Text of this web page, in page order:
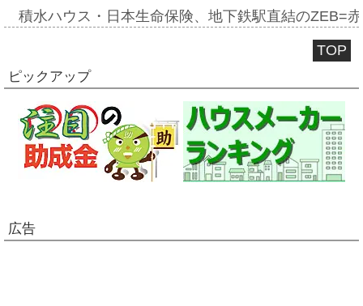
積水ハウス・日本生命保険、地下鉄駅直結のZEB=
TOP
ピックアップ
広告